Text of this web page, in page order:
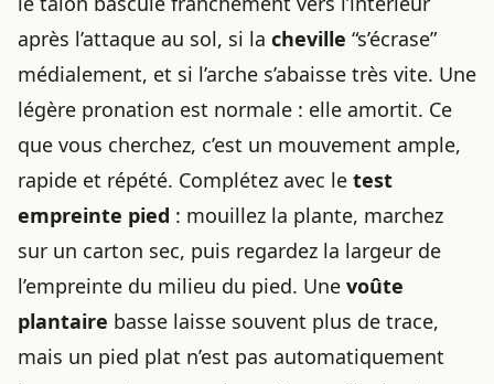
après l’attaque au sol, si la cheville “s’écrase”
médialement, et si l’arche s’abaisse très vite. Une
légère pronation est normale : elle amortit. Ce
que vous cherchez, c’est un mouvement ample,
rapide et répété. Complétez avec le test
empreinte pied : mouillez la plante, marchez
sur un carton sec, puis regardez la largeur de
l’empreinte du milieu du pied. Une voûte
plantaire basse laisse souvent plus de trace,
mais un pied plat n’est pas automatiquement